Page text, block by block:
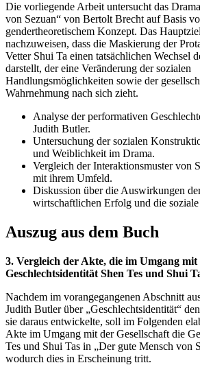
Die vorliegende Arbeit untersucht das
von Sezuan“ von Bertolt Brecht auf Basis
gendertheoretischem Konzept. Das
nachzuweisen, dass die Maskierung der
Vetter Shui Ta einen tatsächlichen Wechsel
darstellt, der eine Veränderung der sozialen
Handlungsmöglichkeiten sowie der
Wahrnehmung nach sich zieht.
Analyse der performativen
Judith Butler.
Untersuchung der sozialen
und Weiblichkeit im Drama.
Vergleich der Interaktionsmuster von
mit ihrem Umfeld.
Diskussion über die Auswirkungen
wirtschaftlichen Erfolg und die
Auszug aus dem Buch
3. Vergleich der Akte, die im Umgang mit
Geschlechtsidentität Shen Tes und Shui
Nachdem im vorangegangenen Abschnitt
Judith Butler über „Geschlechtsidentität“
sie daraus entwickelte, soll im Folgenden
Akte im Umgang mit der Gesellschaft die
Tes und Shui Tas in „Der gute Mensch von
wodurch dies in Erscheinung tritt.